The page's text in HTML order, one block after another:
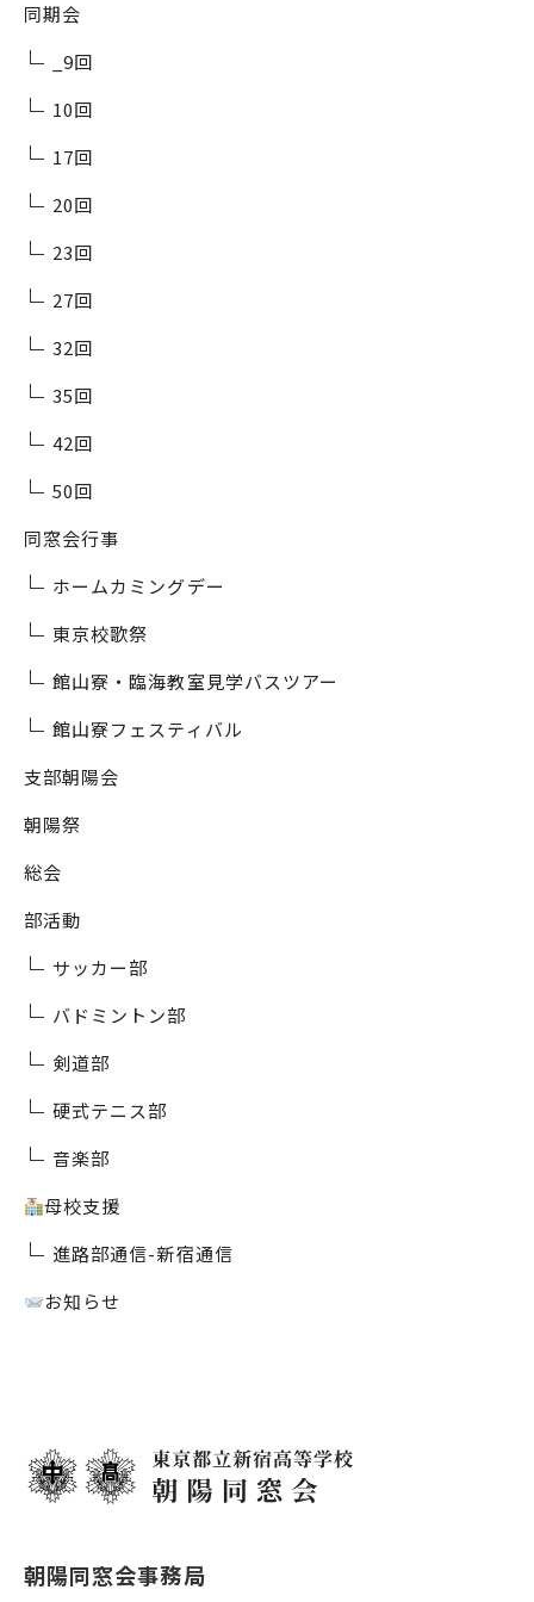
同期会
_9回
10回
17回
20回
23回
27回
32回
35回
42回
50回
同窓会行事
ホームカミングデー
東京校歌祭
館山寮・臨海教室見学バスツアー
館山寮フェスティバル
支部朝陽会
朝陽祭
総会
部活動
サッカー部
バドミントン部
剣道部
硬式テニス部
音楽部
母校支援
進路部通信-新宿通信
お知らせ
朝陽同窓会事務局